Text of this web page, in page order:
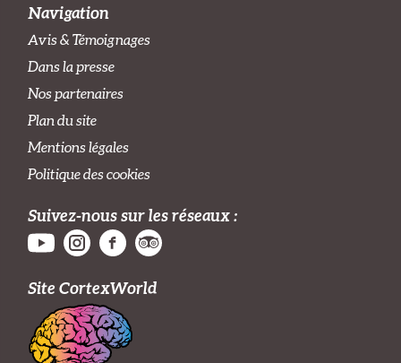
Navigation
Avis & Témoignages
Dans la presse
Nos partenaires
Plan du site
Mentions légales
Politique des cookies
Suivez-nous sur les réseaux :
Site CortexWorld